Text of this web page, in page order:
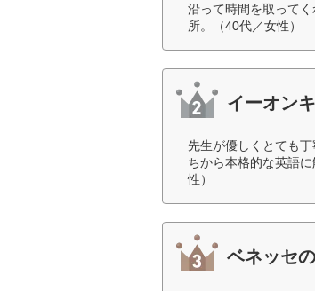
沿って時間を取って
所。（40代／女性）
イーオン
先生が優しくとても
ちから本格的な英語
性）
ベネッセ